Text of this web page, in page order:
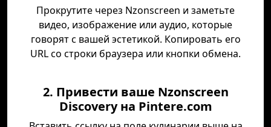
Прокрутите через Nzonscreen и заметьте
видео, изображение или аудио, которые
говорят с вашей эстетикой. Копировать его
URL со строки браузера или кнопки обмена.
2. Привести ваше Nzonscreen
Discovery на Pintere.com